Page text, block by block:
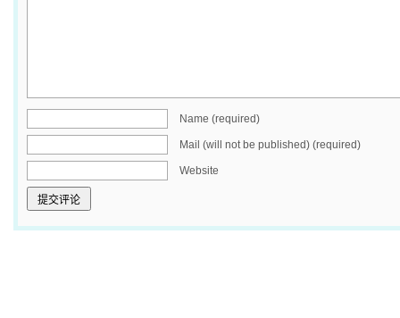
Name (required)
Mail (will not be published) (required)
Website